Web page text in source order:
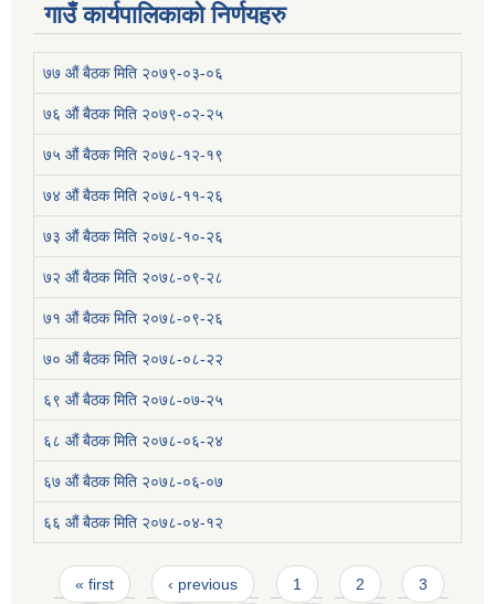
गाउँ कार्यपालिकाको निर्णयहरु
७७ औं बैठक मिति २०७९-०३-०६
७६ औं बैठक मिति २०७९-०२-२५
७५ औं बैठक मिति २०७८-१२-१९
७४ औं बैठक मिति २०७८-११-२६
७३ औं बैठक मिति २०७८-१०-२६
७२ औं बैठक मिति २०७८-०९-२८
७१ औं बैठक मिति २०७८-०९-२६
७० औं बैठक मिति २०७८-०८-२२
६९ औं बैठक मिति २०७८-०७-२५
६८ औं बैठक मिति २०७८-०६-२४
६७ औं बैठक मिति २०७८-०६-०७
६६ औं बैठक मिति २०७८-०४-१२
Pages
« first ‹ previous 1 2 3